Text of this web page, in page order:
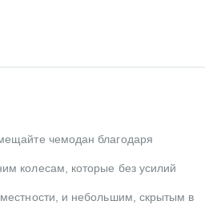
чемодан благодаря
колесам, которые без усилий
и небольшим, скрытым в